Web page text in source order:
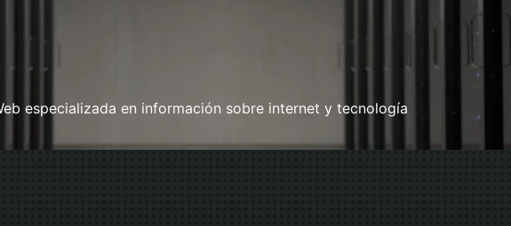
especializada en información sobre internet y tecnología